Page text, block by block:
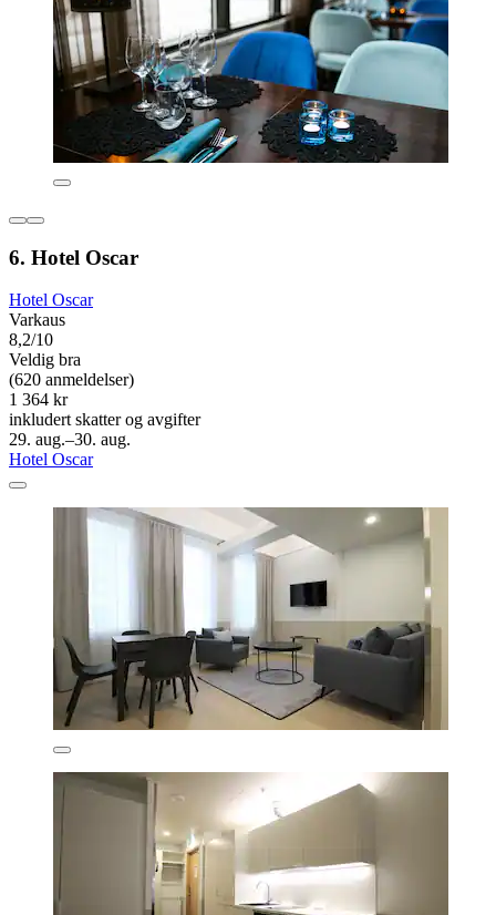
6. Hotel Oscar
Hotel Oscar
Varkaus
8,2/10
Veldig bra
(620 anmeldelser)
1 364 kr
inkludert skatter og avgifter
29. aug.–30. aug.
Hotel Oscar